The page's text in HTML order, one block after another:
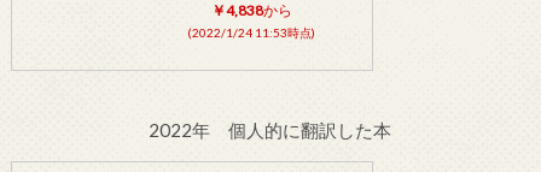
￥4,838から
(2022/1/24 11:53時点)
2022年 個人的に翻訳した本